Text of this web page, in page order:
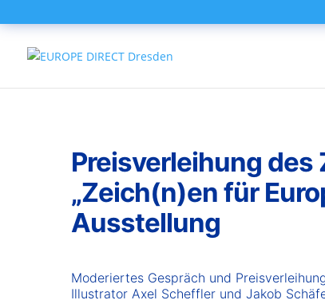
Preisverleihung
„Zeich(n)en für
Ausstellung
Moderiertes Gespräch und
Illustrator Axel Scheffler und Jakob